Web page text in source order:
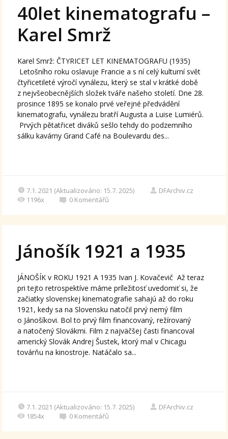
40let kinematografu –
Karel Smrž
Karel Smrž: ČTYRICET LET KINEMATOGRAFU (1935)
Letošního roku oslavuje Francie a s ní celý kulturní svět
čtyřicetileté výročí vynálezu, který se stal v krátké době
z nejvšeobecnějších složek tváře našeho století. Dne 28.
prosince 1895 se konalo prvé veřejné předvádění
kinematografu, vynálezu bratří Augusta a Luise Lumiérů.
Prvých pětatřicet diváků sešlo tehdy do podzemního
sálku kavárny Grand Café na Boulevardu des...
7.1. 2021 (Aktualizováno: 15.7. 2025)
DFArchiv.cz
1196x
0 Komentářů
Jánošík 1921 a 1935
JÁNOŠÍK v ROKU 1921 A 1935 Ivan J. Kovačevič Až teraz
pri tejto retrospektíve máme príležitosť uvedomiť si, že
začiatky slovenskej kinematografie sahajú až do roku
1921, kedy sa na Slovensku natočil prvý nemý film
o Jánošíkovi. Bol to prvý film financovaný, režírovaný
a natočený Slovákmi. Film z najväčšej časti financoval
americký Slovák Andrej Šustek, ktorý mal v Chicagu
továrňu na kinostroje. Natáčalo sa...
7.1. 2021 (Aktualizováno: 15.7. 2025)
DFArchiv.cz
1854x
0 Komentářů